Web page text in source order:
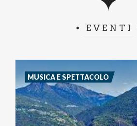
EVENTI
MUSICA E SPETTACOLO